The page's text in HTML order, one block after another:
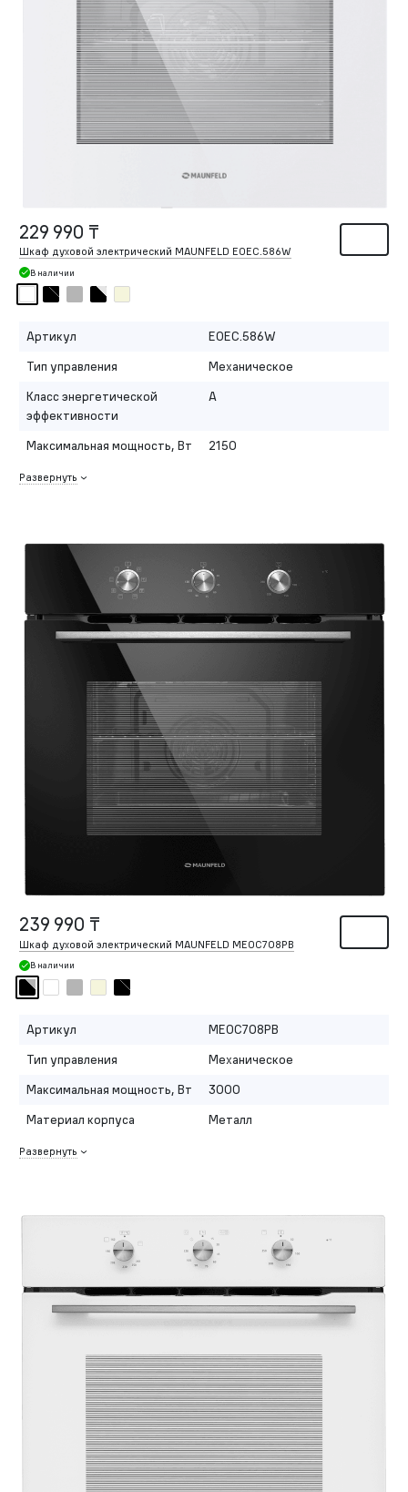
229 990 ₸
Шкаф духовой электрический MAUNFELD EOEС.586W
В наличии
Артикул
EOEC.586W
Тип управления
Механическое
Класс энергетической
эффективности
A
Максимальная мощность, Вт 2150
Развернуть
239 990 ₸
Шкаф духовой электрический MAUNFELD MEOC708PB
В наличии
Артикул
MEOC708PB
Тип управления
Механическое
Максимальная мощность, Вт
3000
Материал корпуса
Металл
Развернуть